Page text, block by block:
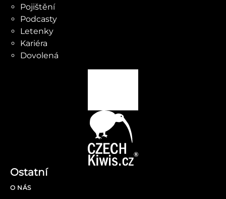
Pojištění
Podcasty
Letenky
Kariéra
Dovolená
Ostatní
O NÁS